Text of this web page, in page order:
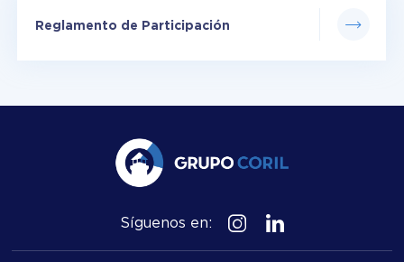
Reglamento de Participación
Síguenos en: